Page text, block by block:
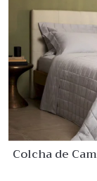
Colcha de